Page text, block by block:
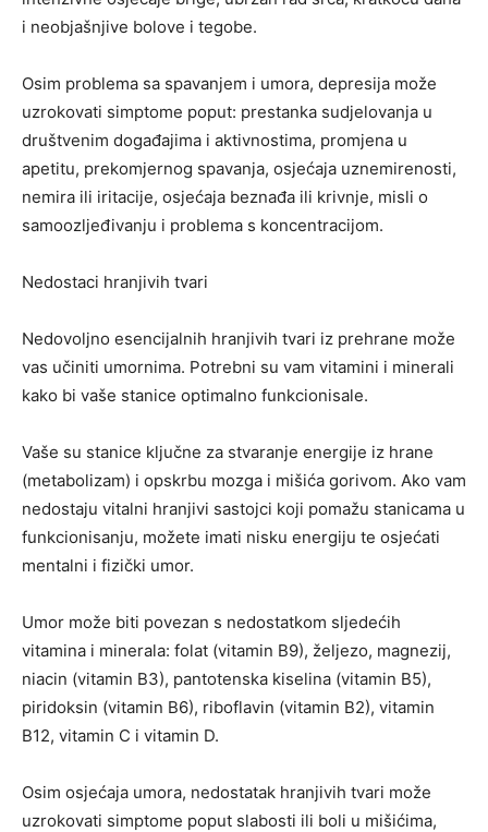
i neobjašnjive bolove i tegobe.
Osim problema sa spavanjem i umora, depresija može
uzrokovati simptome poput: prestanka sudjelovanja u
društvenim događajima i aktivnostima, promjena u
apetitu, prekomjernog spavanja, osjećaja uznemirenosti,
nemira ili iritacije, osjećaja beznađa ili krivnje, misli o
samoozljeđivanju i problema s koncentracijom.
Nedostaci hranjivih tvari
Nedovoljno esencijalnih hranjivih tvari iz prehrane može
vas učiniti umornima. Potrebni su vam vitamini i minerali
kako bi vaše stanice optimalno funkcionisale.
Vaše su stanice ključne za stvaranje energije iz hrane
(metabolizam) i opskrbu mozga i mišića gorivom. Ako vam
nedostaju vitalni hranjivi sastojci koji pomažu stanicama u
funkcionisanju, možete imati nisku energiju te osjećati
mentalni i fizički umor.
Umor može biti povezan s nedostatkom sljedećih
vitamina i minerala: folat (vitamin B9), željezo, magnezij,
niacin (vitamin B3), pantotenska kiselina (vitamin B5),
piridoksin (vitamin B6), riboflavin (vitamin B2), vitamin
B12, vitamin C i vitamin D.
Osim osjećaja umora, nedostatak hranjivih tvari može
uzrokovati simptome poput slabosti ili boli u mišićima,